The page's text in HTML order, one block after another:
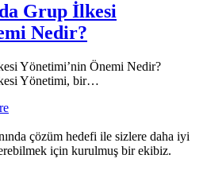
Grup İlkesi
Nedir?
Yönetimi’nin Önemi Nedir?
Yönetimi, bir…
çözüm hedefi ile sizlere daha iyi
için kurulmuş bir ekibiz.